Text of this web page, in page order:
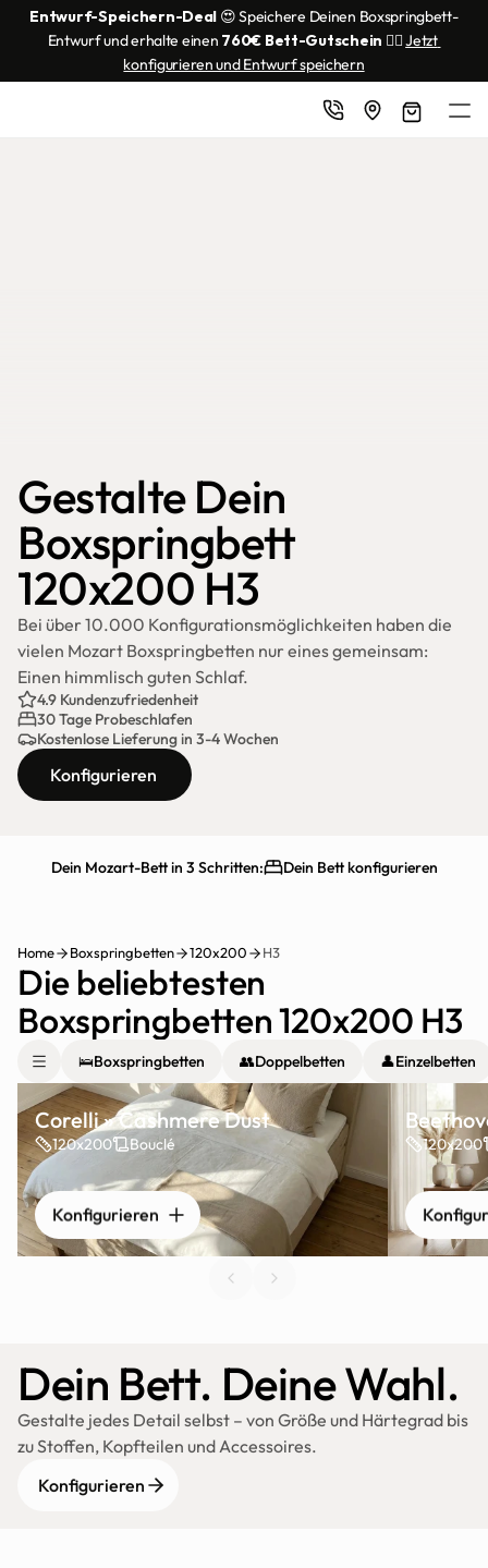
Entwurf-Speichern-Deal 😍 Speichere Deinen Boxspringbett-
Entwurf und erhalte einen 760€ Bett-Gutschein 👌🏼 Jetzt
konfigurieren und Entwurf speichern
Gestalte Dein
Boxspringbett
120x200 H3
Bei über 10.000 Konfigurationsmöglichkeiten haben die
vielen Mozart Boxspringbetten nur eines gemeinsam:
Einen himmlisch guten Schlaf.
4.9 Kundenzufriedenheit
30 Tage Probeschlafen
Kostenlose Lieferung in 3-4 Wochen
Konfigurieren
Dein Mozart-Bett in 3 Schritten:
Dein Bett konfigurieren
Home Boxspringbetten 120x200 H3
Die beliebtesten
Boxspringbetten 120x200 H3
🛌Boxspringbetten 👥Doppelbetten 👤Einzelbetten
Corelli » Cashmere Dust
120x200 Bouclé
Konfigurieren
120x200
Dein Bett. Deine Wahl.
Gestalte jedes Detail selbst – von Größe und Härtegrad bis
zu Stoffen, Kopfteilen und Accessoires.
Konfigurieren